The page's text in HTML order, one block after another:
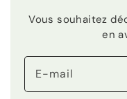
Vous souhaitez
en
E-mail